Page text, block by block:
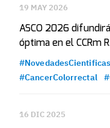
19 MAY 2026
ASCO 2026
óptima en el CCRm
#NovedadesCientificas
#CancerColorrectal
16 DIC 2025